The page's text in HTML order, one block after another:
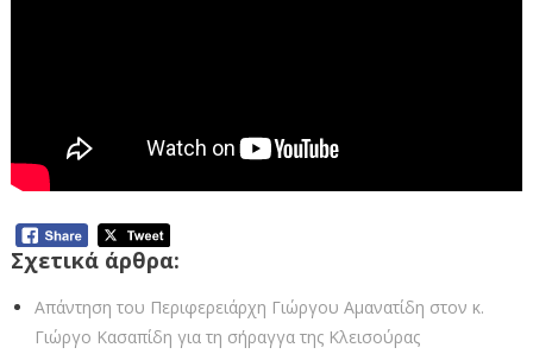
Σχετικά άρθρα:
Απάντηση του Περιφερειάρχη Γιώργου Αμανατίδη στον κ.
Γιώργο Κασαπίδη για τη σήραγγα της Κλεισούρας